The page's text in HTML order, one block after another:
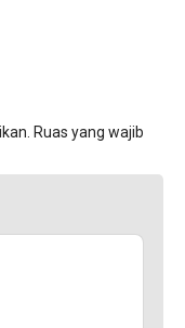
Ruas yang wajib